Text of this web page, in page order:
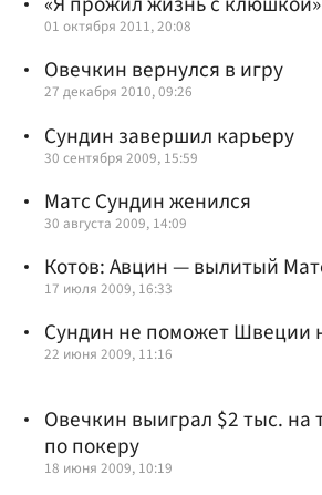
01 октября 2011, 20:08
Овечкин вернулся в игру
27 декабря 2010, 09:26
Сундин завершил карьеру
30 сентября 2009, 15:59
Матс Сундин женился
30 августа 2009, 14:09
Котов: Авцин — вылитый
17 июля 2009, 16:33
Сундин не поможет Швеции
22 июня 2009, 11:16
Овечкин выиграл $2 тыс. на
по покеру
18 июня 2009, 10:19